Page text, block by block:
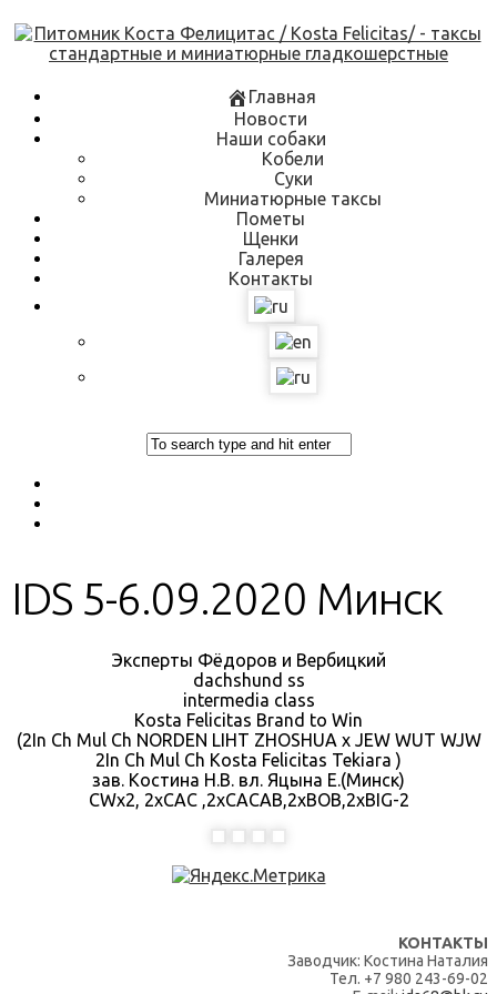
Skip
to
content
Главная
Новости
Наши собаки
Кобели
Суки
Миниатюрные таксы
Пометы
Щенки
Галерея
Контакты
IDS 5-6.09.2020 Минск
Эксперты Фёдоров и Вербицкий
dachshund ss
intermedia class
Kosta Felicitas Brand to Win
(2In Ch Mul Ch NORDEN LIHT ZHOSHUA х JEW WUT WJW
2In Ch Mul Ch Kosta Felicitas Tekiara )
зав. Костина Н.В. вл. Яцына Е.(Минск)
СWx2, 2хCAC ,2xCACAB,2xBOB,2xBIG-2
КОНТАКТЫ
Заводчик: Костина Наталия
Тел. +7 980 243-69-02